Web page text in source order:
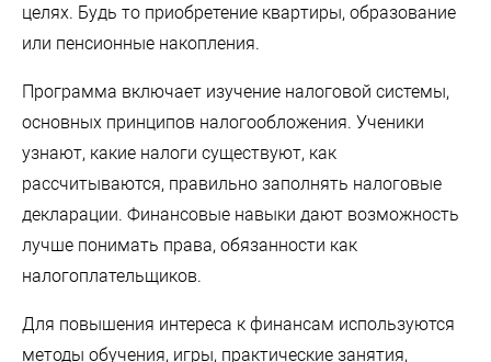
целях. Будь то приобретение квартиры, образование
или пенсионные накопления.
Программа включает изучение налоговой системы,
основных принципов налогообложения. Ученики
узнают, какие налоги существуют, как
рассчитываются, правильно заполнять налоговые
декларации. Финансовые навыки дают возможность
лучше понимать права, обязанности как
налогоплательщиков.
Для повышения интереса к финансам используются
методы обучения, игры, практические занятия,